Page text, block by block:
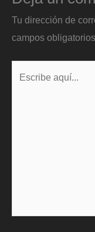
Tu dirección de
campos